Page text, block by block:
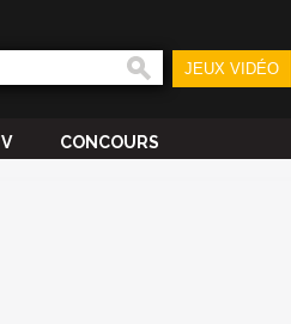
JEUX VIDÉO
CONCOURS